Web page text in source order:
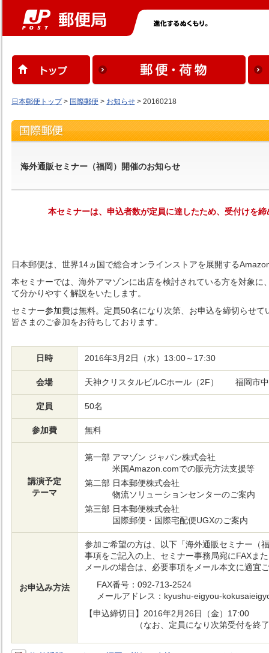
日本郵便トップ> 国際郵便 > お知らせ > 20160218
海外通販セミナー（福岡）開催のお知らせ
本セミナーは、申込者数が定員に達したため、受付けを
日本郵便は、世界14ヵ国で総合オンラインストアを展開する
本セミナーでは、海外アマゾンに出店を検討されている方を対象
て分かりやすく解説をいたします。
セミナー参加費は無料。定員50名になり次第、お申込を締切らせて
皆さまのご参加をお待ちしております。
日時 2016年3月2日（水）13:00～17:30
会場 天神クリスタルビルCホール（2F） 福岡市中
定員 50名
参加費 無料
講演予定
テーマ
第一部 アマゾン ジャパン株式会社
米国Amazon.comでの販売方法支援等
第二部 日本郵便株式会社
物流ソリューションセンターのご案内
第三部 日本郵便株式会社
国際郵便・国際宅配便UGXのご案内
お申込み方法
参加ご希望の方は、以下「海外通販セミナー（
事項をご記入の上、セミナー事務局宛にFAXま
メールの場合は、必要事項をメール本文に適宜
FAX番号：092-713-2524
メールアドレス：kyushu-eigyou-
【申込締切日】2016年2月26日（金）17:00
（なお、定員になり次第受付を終了い